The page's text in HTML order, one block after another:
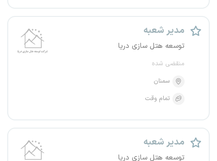
مدیر شعبه
توسعه هتل سازی دریا
منقضی شده
سمنان
تمام وقت
مدیر شعبه
توسعه هتل سازی دریا